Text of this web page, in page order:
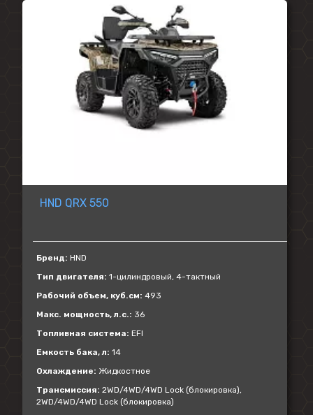
HND QRX 550
Бренд: HND
Тип двигателя: 1-цилиндровый, 4-тактный
Рабочий объем, куб.см: 493
Макс. мощность, л.с.: 36
Топливная система: EFI
Емкость бака, л: 14
Охлаждение: Жидкостное
Трансмиссия: 2WD/4WD/4WD Lock (блокировка),
2WD/4WD/4WD Lock (блокировка)